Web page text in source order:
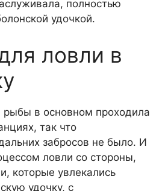
полностью
удочкой.
ловли в
в основном проходила
так что
забросов не было. И
ловли со стороны,
которые увлекались
удочку, с